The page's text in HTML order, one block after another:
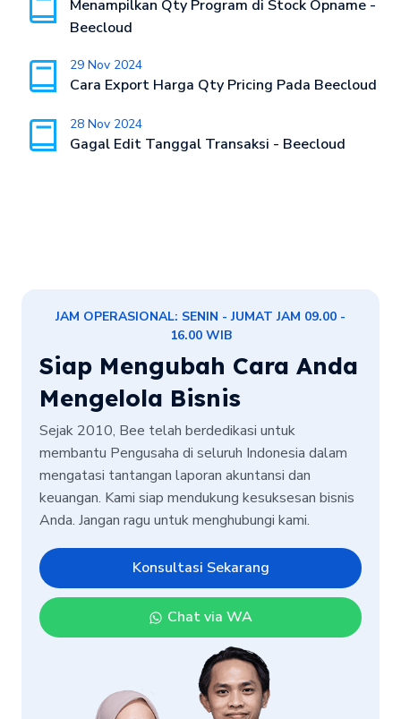
Menampilkan Qty Program di Stock Opname -
Beecloud
29 Nov 2024
Cara Export Harga Qty Pricing Pada Beecloud
28 Nov 2024
Gagal Edit Tanggal Transaksi - Beecloud
JAM OPERASIONAL: SENIN - JUMAT JAM 09.00 -
16.00 WIB
Siap Mengubah Cara Anda
Mengelola Bisnis
Sejak 2010, Bee telah berdedikasi untuk
membantu Pengusaha di seluruh Indonesia dalam
mengatasi tantangan laporan akuntansi dan
keuangan. Kami siap mendukung kesuksesan bisnis
Anda. Jangan ragu untuk menghubungi kami.
Konsultasi Sekarang
Chat via WA